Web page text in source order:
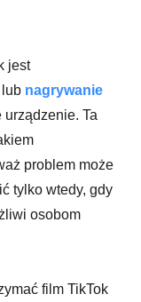
jest
nagrywanie
Ta
problem może
tylko wtedy, gdy
osobom
film TikTok